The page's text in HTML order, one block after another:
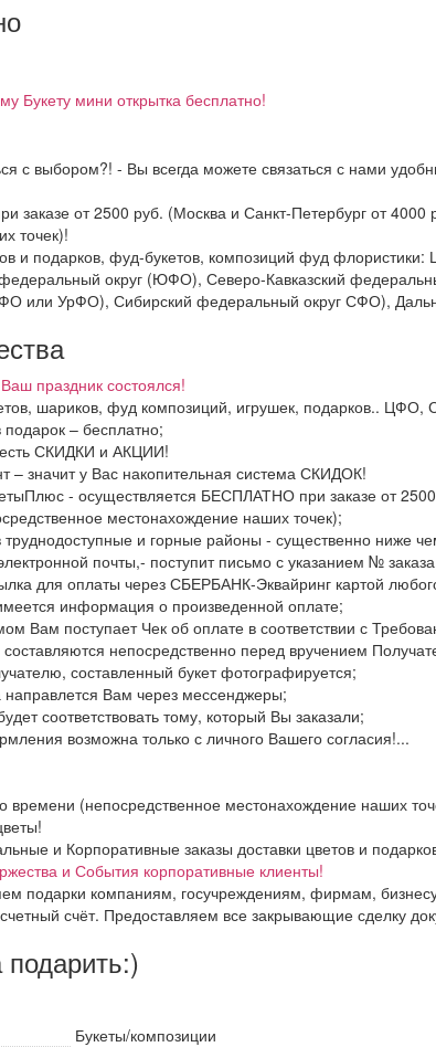
Букету мини открытка бесплатно!
с выбором?! - Вы всегда можете связаться с нами
заказе от 2500 руб. (Москва и Санкт-Петербург от
точек)!
и подарков, фуд-букетов, композиций фуд
округ (ЮФО), Северо-Кавказский
или УрФО), Сибирский федеральный округ СФО),
праздник состоялся!
шариков, фуд композиций, игрушек,
– бесплатно;
СКИДКИ и АКЦИИ!
– значит у Вас накопительная система СКИДОК!
- осуществляется БЕСПЛАТНО при заказе от
местонахождение наших точек);
труднодоступные и горные районы - существенно ниже
почты,- поступит письмо с указанием №
для оплаты через СБЕРБАНК-Эквайринг картой
информация о произведенной оплате;
Вам поступает Чек об оплате в соответствии с
непосредственно перед вручением
составленный букет фотографируется;
направлется Вам через мессенджеры;
соответствовать тому, который Вы заказали;
возможна только с личного Вашего согласия!...
времени (непосредственное местонахождение наших
и Корпоративные заказы доставки цветов и
и События корпоративные клиенты!
подарки компаниям, госучреждениям, фирмам,
счёт. Предоставляем все закрывающие сделку
подарить:)
Букеты/композиции